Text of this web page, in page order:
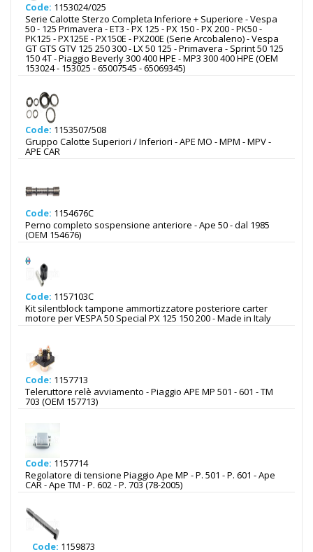
Code: 1153024/025
Serie Calotte Sterzo Completa Inferiore + Superiore - Vespa
50 - 125 Primavera - ET3 - PX 125 - PX 150 - PX 200 - PK50 -
PK125 - PX125E - PX150E - PX200E (Serie Arcobaleno) - Vespa
GT GTS GTV 125 250 300 - LX 50 125 - Primavera - Sprint 50 125
150 4T - Piaggio Beverly 300 400 HPE - MP3 300 400 HPE (OEM
153024 - 153025 - 65007545 - 65069345)
Code: 1153507/508
Gruppo Calotte Superiori / Inferiori - APE MO - MPM - MPV -
APE CAR
Code: 1154676C
Perno completo sospensione anteriore - Ape 50 - dal 1985
(OEM 154676)
Code: 1157103C
Kit silentblock tampone ammortizzatore posteriore carter
motore per VESPA 50 Special PX 125 150 200 - Made in Italy
Code: 1157713
Teleruttore relè avviamento - Piaggio APE MP 501 - 601 - TM
703 (OEM 157713)
Code: 1157714
Regolatore di tensione Piaggio Ape MP - P. 501 - P. 601 - Ape
CAR - Ape TM - P. 602 - P. 703 (78-2005)
Code: 1159873